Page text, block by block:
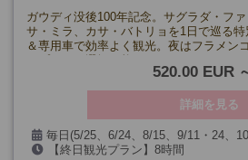
ガウディ没後100年記念。サグラダ・フ
サ・ミラ、カサ・バトリョを1日で巡る
＆専用車で効率よく観光。夜はフラメン
520.00 EUR
詳細を見る
毎日(5/25、6/24、8/15、9/11・24、
24・25・26・31、1/1・6、およびサグラ
【終日観光プラン】8時間